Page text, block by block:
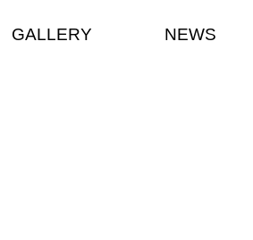
GALLERY NEWS